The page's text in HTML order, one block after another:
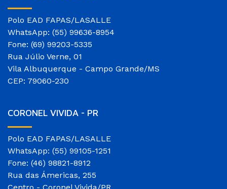
Polo EAD FAPAS/LASALLE
WhatsApp: (55) 99636-8954
Fone: (69) 99203-5335
Rua Júlio Verne, 01
Vila Albuquerque - Campo Grande/MS
CEP: 79060-230
CORONEL VIVIDA - PR
Polo EAD FAPAS/LASALLE
WhatsApp: (55) 99105-1251
Fone: (46) 98821-8912
Rua das Ámericas, 255
Centro - Coronel Vivida/PR